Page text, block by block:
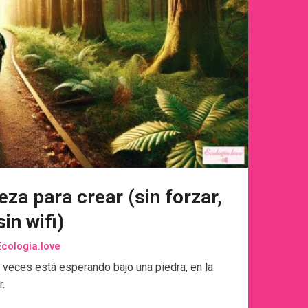
para crear (sin forzar,
wifi)
está esperando bajo una piedra, en la